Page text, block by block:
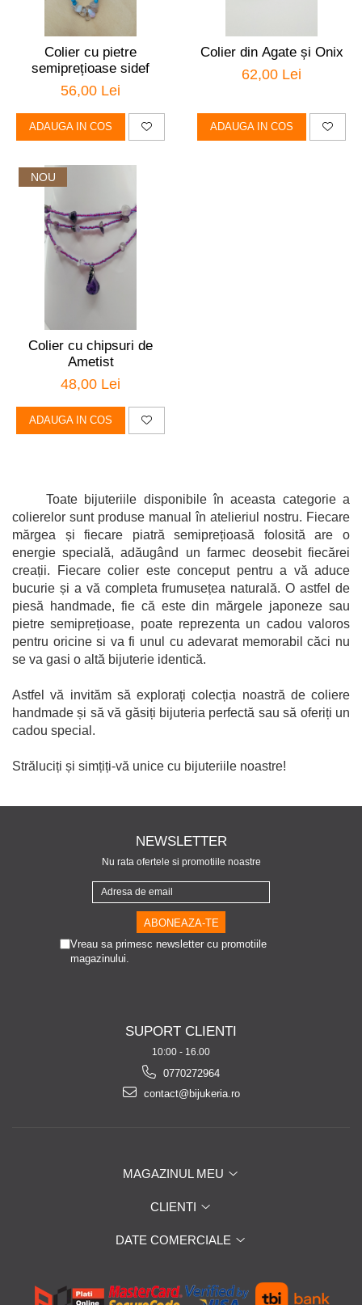
Colier cu pietre
semiprețioase sidef
56,00 Lei
ADAUGA IN COS
Colier din Agate și Onix
62,00 Lei
ADAUGA IN COS
NOU
Colier cu chipsuri de
Ametist
48,00 Lei
ADAUGA IN COS
Toate bijuteriile disponibile în aceasta categorie a
colierelor sunt produse manual în atelieriul nostru. Fiecare
mărgea și fiecare piatră semiprețioasă folosită are o
energie specială, adăugând un farmec deosebit fiecărei
creații. Fiecare colier este conceput pentru a vă aduce
bucurie și a vă completa frumusețea naturală. O astfel de
piesă handmade, fie că este din mărgele japoneze sau
pietre semiprețioase, poate reprezenta un cadou valoros
pentru oricine si va fi unul cu adevarat memorabil căci nu
se va gasi o altă bijuterie identică.
Astfel vă invităm să explorați colecția noastră de coliere
handmade și să vă găsiți bijuteria perfectă sau să oferiți un
cadou special.
Străluciți și simțiți-vă unice cu bijuteriile noastre!
NEWSLETTER
Nu rata ofertele si promotiile noastre
Vreau sa primesc newsletter cu promotiile
magazinului.
SUPORT CLIENTI
10:00 - 16.00
0770272964
contact@bijukeria.ro
MAGAZINUL MEU
CLIENTI
DATE COMERCIALE